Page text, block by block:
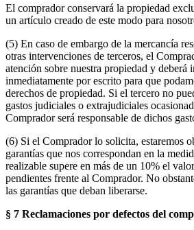
El comprador conservará la propiedad
un artículo creado de este modo para
(5) En caso de embargo de la mercancía
otras intervenciones de terceros, el
atención sobre nuestra propiedad y deberá
inmediatamente por escrito para que
derechos de propiedad. Si el tercero no
gastos judiciales o extrajudiciales
Comprador será responsable de dichos
(6) Si el Comprador lo solicita, estaremos
garantías que nos correspondan en la
realizable supere en más de un 10% el
pendientes frente al Comprador. No
las garantías que deban liberarse.
§ 7 Reclamaciones por defectos del